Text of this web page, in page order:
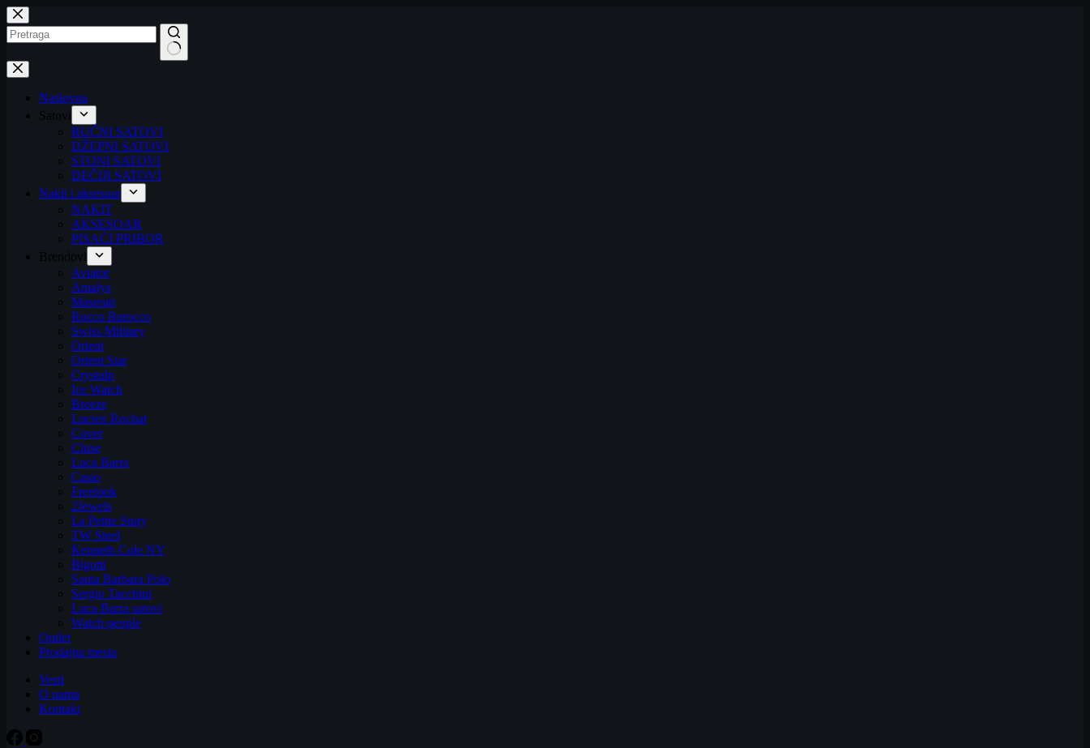
Preskoči
na
No
results
Naslovna
Satovi
RUČNI SATOVI
DŽEPNI SATOVI
STONI SATOVI
DEČIJI SATOVI
Nakit i aksesoar
NAKIT
AKSESOAR
PISAĆI PRIBOR
Brendovi
Aviator
Amalys
Maserati
Rocco Barocco
Swiss Military
Orient
Orient Star
Crystalp
Ice Watch
Breeze
Lucien Rochat
Cover
Cluse
Luca Barra
Casio
Freelook
2Jewels
La Petite Story
TW Steel
Kenneth Cole NY
Bigotti
Santa Barbara Polo
Sergio Tacchini
Luca Barra satovi
Watch people
Outlet
Prodajna mesta
Vesti
O nama
Kontakt